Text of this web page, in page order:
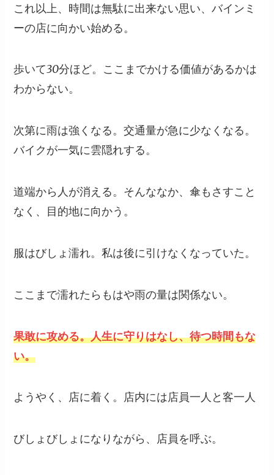
これ以上、時間は無駄に出来ない思い、バインミ
ーの店に向かい始める。
歩いて30分ほど。ここまでかける価値があるかは
わからない。
次第に雨は強くなる。交通量が急に少なくなる。
バイクが一気に雲隠れする。
道端から人が消える。そんななか、傘もさすこと
なく、目的地に向かう。
服はびしょ濡れ。私は後に引けなくなっていた。
ここまで濡れたらもはや雨の量は関係ない。
果敢に攻める。人生に守りはなし、待つ時間もな
い。
ようやく、店に着く。店内には店員一人と客一人
びしょびしょになりながら、店員を呼ぶ。